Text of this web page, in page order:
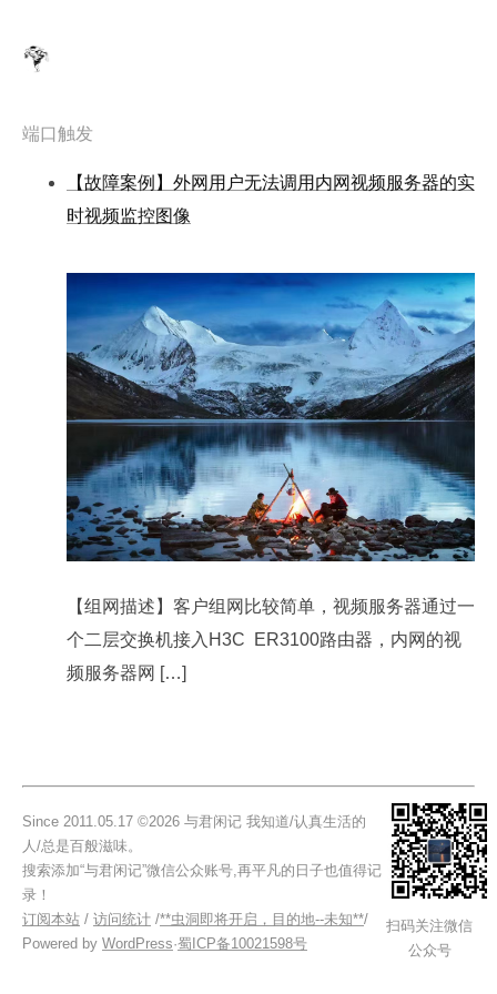
端口触发
【故障案例】外网用户无法调用内网视频服务器的实
时视频监控图像
【组网描述】客户组网比较简单，视频服务器通过一
个二层交换机接入H3C ER3100路由器，内网的视
频服务器网 […]
Since 2011.05.17 ©2026 与君闲记 我知道/认真生活的
人/总是百般滋味。
搜索添加“与君闲记”微信公众账号,再平凡的日子也值得记
录！
订阅本站 / 访问统计 /**虫洞即将开启，目的地--未知**/
Powered by WordPress·蜀ICP备10021598号
扫码关注微信
公众号